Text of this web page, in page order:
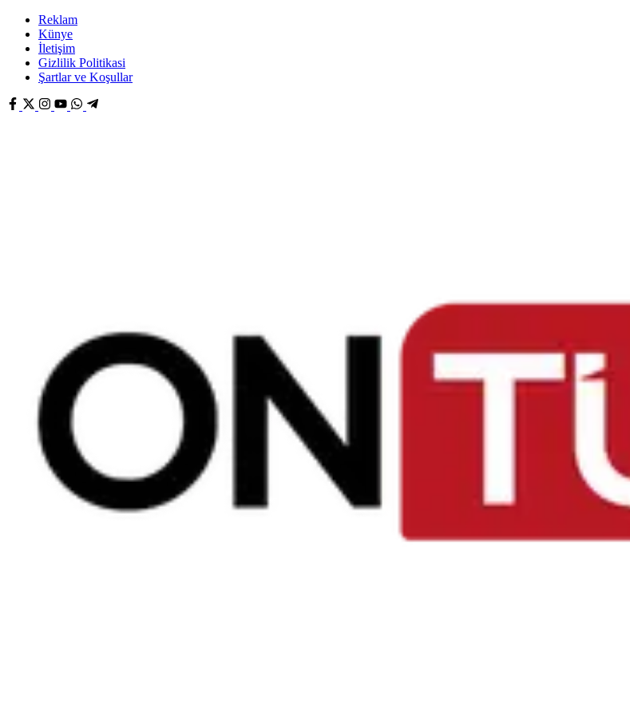
Reklam
Künye
İletişim
Gizlilik Politikasi
Şartlar ve Koşullar